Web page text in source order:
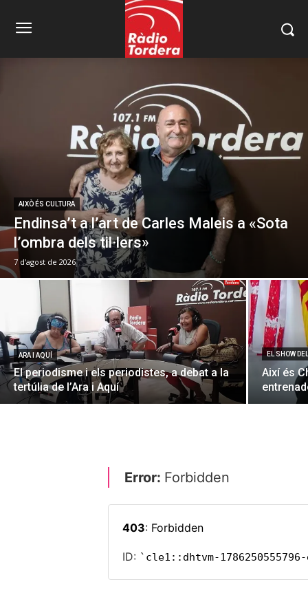
AIXÒ ÉS CULTURA
Endinsa’t a l’art de Carles Maleis a «Sota
l’ombra dels til·lers»
7 d'agost de 2026
ARA I AQUÍ
El periodisme i els periodistes, a debat a la
tertúlia de l’Ara i Aquí
EL SHOW
Així és